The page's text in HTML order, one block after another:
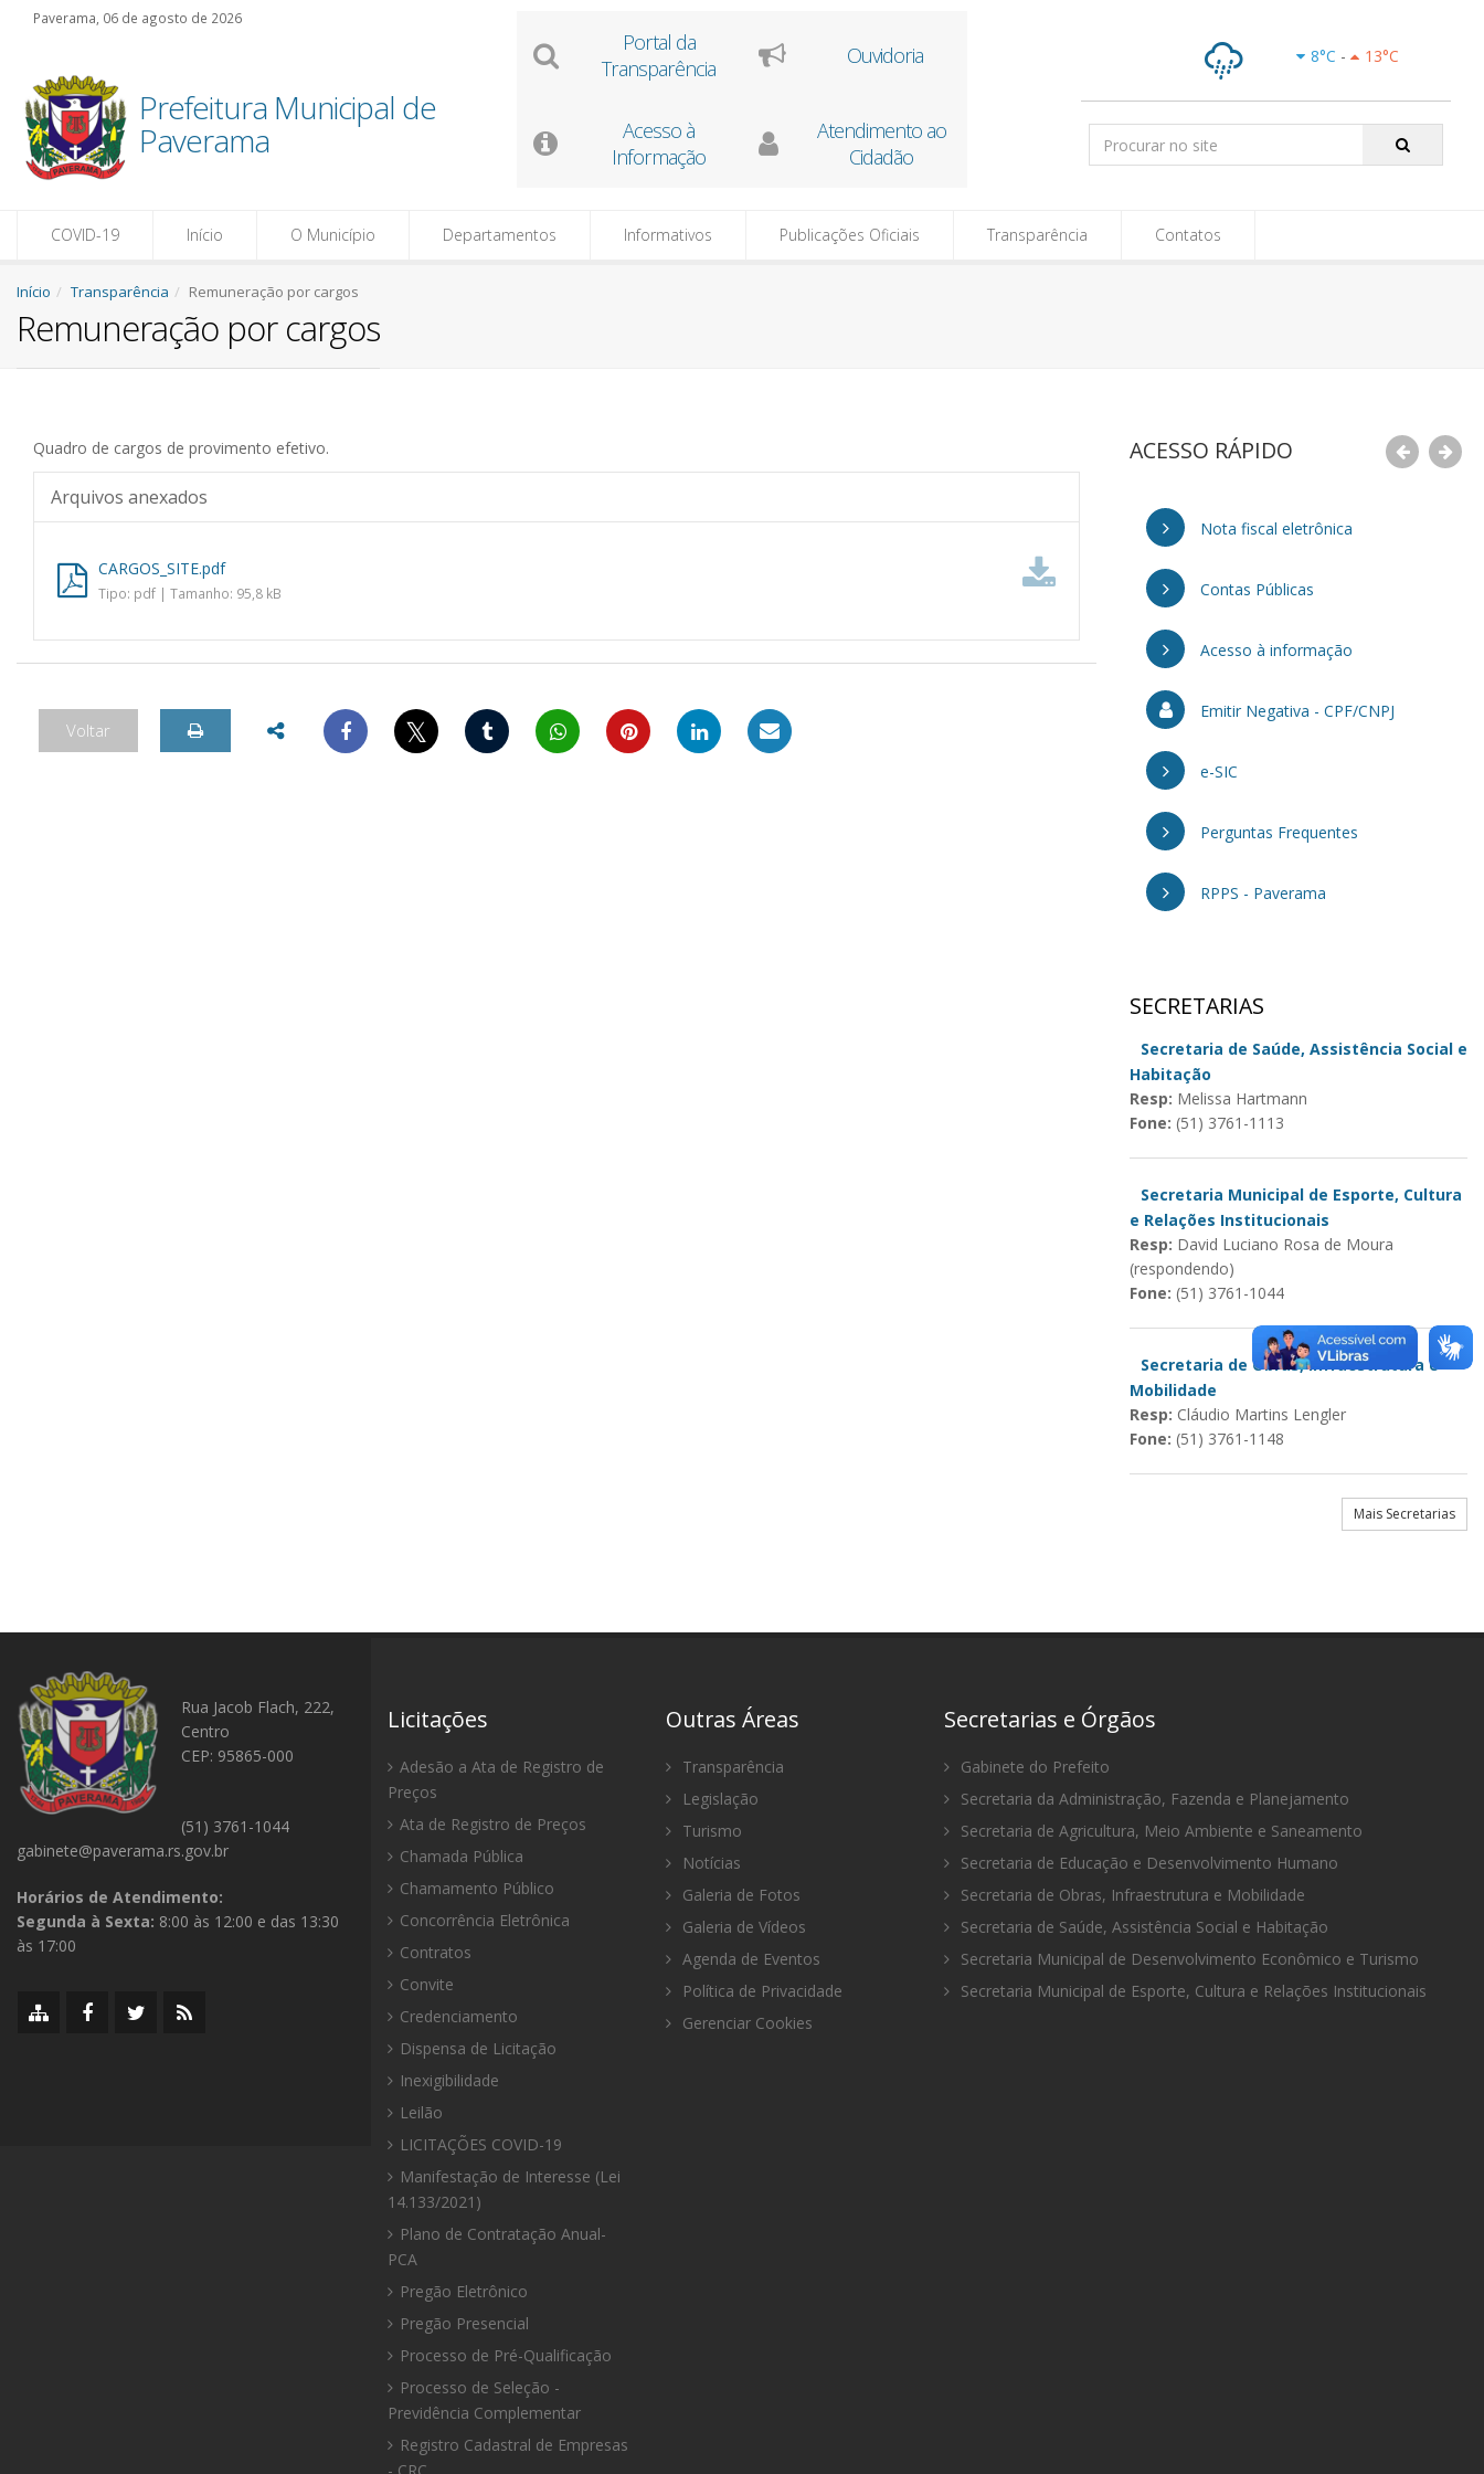
Paverama, 06 de agosto de 2026
Prefeitura Municipal de
Paverama
Portal da
Transparência
Ouvidoria
Acesso à
Informação
Atendimento ao
Cidadão
8°C - 13°C
Isoladas
Pesquisar:
COVID-19 Início O Município Departamentos Informativos Publicações Oficiais Transparência Contatos
Início Transparência Remuneração por cargos
Remuneração por cargos
Quadro de cargos de provimento efetivo.
Arquivos anexados
CARGOS_SITE.pdf
Tipo: pdf | Tamanho: 95,8 kB
Voltar 𝕏
ACESSO RÁPIDO
Nota fiscal eletrônica
Contas Públicas
Acesso à informação
Emitir Negativa - CPF/CNPJ
e-SIC
Perguntas Frequentes
RPPS - Paverama
SECRETARIAS
Secretaria de Saúde, Assistência Social e
Habitação
Resp: Melissa Hartmann
Fone: (51) 3761-1113
Secretaria Municipal de Esporte, Cultura
e Relações Institucionais
Resp: David Luciano Rosa de Moura
(respondendo)
Fone: (51) 3761-1044
Secretaria de Obras, Infraestrutura e
Mobilidade
Resp: Cláudio Martins Lengler
Fone: (51) 3761-1148
Mais Secretarias
Rua Jacob Flach, 222,
Centro
CEP: 95865-000
(51) 3761-1044
gabinete@paverama.rs.gov.br
Horários de Atendimento:
Segunda à Sexta: 8:00 às 12:00 e das 13:30
às 17:00
MapaFacebookTwitter/X
RSS
Licitações
Adesão a Ata de Registro de
Preços
Ata de Registro de Preços
Chamada Pública
Chamamento Público
Concorrência Eletrônica
Contratos
Convite
Credenciamento
Dispensa de Licitação
Inexigibilidade
Leilão
LICITAÇÕES COVID-19
Manifestação de Interesse (Lei
14.133/2021)
Plano de Contratação Anual-
PCA
Pregão Eletrônico
Pregão Presencial
Processo de Pré-Qualificação
Processo de Seleção -
Previdência Complementar
Registro Cadastral de Empresas
Outras Áreas
Transparência
Legislação
Turismo
Notícias
Galeria de Fotos
Galeria de Vídeos
Agenda de Eventos
Política de Privacidade
Gerenciar Cookies
Secretarias e Órgãos
Gabinete do Prefeito
Secretaria da Administração, Fazenda e Planejamento
Secretaria de Agricultura, Meio Ambiente e Saneamento
Secretaria de Educação e Desenvolvimento Humano
Secretaria de Obras, Infraestrutura e Mobilidade
Secretaria de Saúde, Assistência Social e Habitação
Secretaria Municipal de Desenvolvimento Econômico e Turismo
Secretaria Municipal de Esporte, Cultura e Relações Institucionais